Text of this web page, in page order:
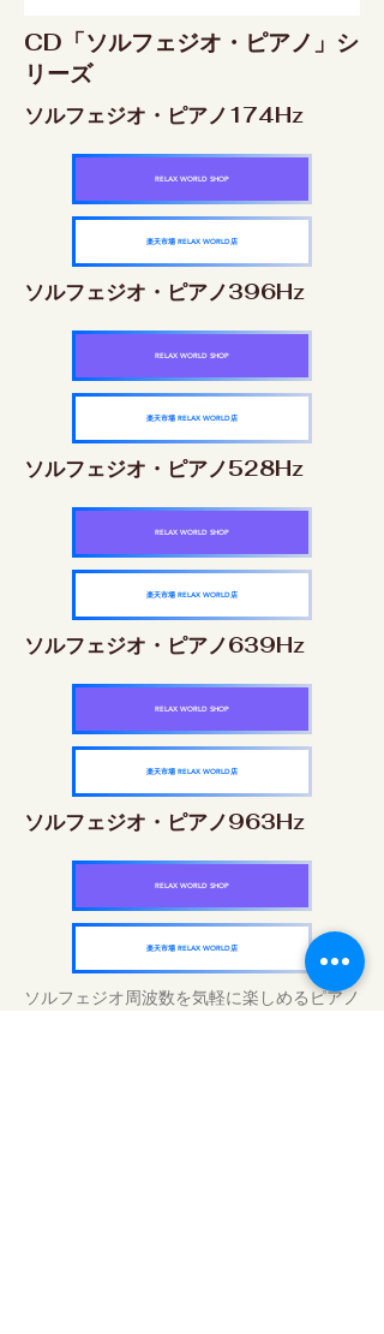
CD「ソルフェジオ・ピアノ」シ
リーズ
ソルフェジオ・ピアノ174Hz
RELAX WORLD SHOP
楽天市場 RELAX WORLD店
ソルフェジオ・ピアノ396Hz
RELAX WORLD SHOP
楽天市場 RELAX WORLD店
ソルフェジオ・ピアノ528Hz
RELAX WORLD SHOP
楽天市場 RELAX WORLD店
ソルフェジオ・ピアノ639Hz
RELAX WORLD SHOP
楽天市場 RELAX WORLD店
ソルフェジオ・ピアノ963Hz
RELAX WORLD SHOP
楽天市場 RELAX WORLD店
ソルフェジオ周波数を気軽に楽しめるピアノ